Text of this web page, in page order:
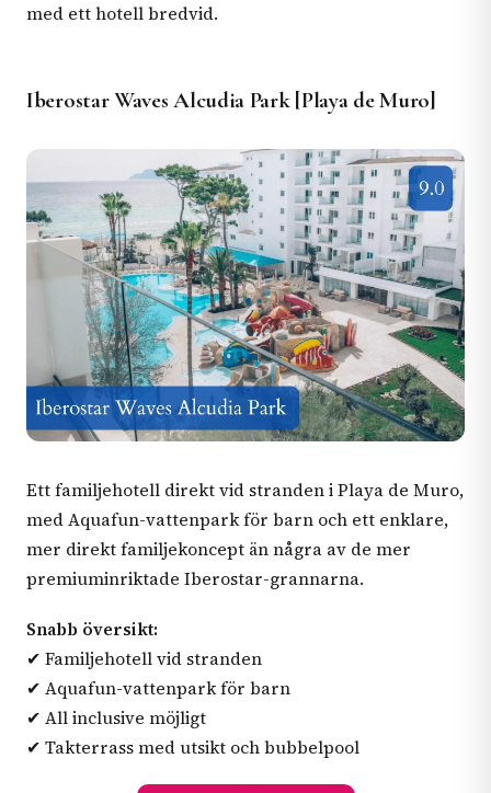
med ett hotell bredvid.
Iberostar Waves Alcudia Park [Playa de Muro]
Ett familjehotell direkt vid stranden i Playa de Muro,
med Aquafun-vattenpark för barn och ett enklare,
mer direkt familjekoncept än några av de mer
premiuminriktade Iberostar-grannarna.
Snabb översikt:
✔ Familjehotell vid stranden
✔ Aquafun-vattenpark för barn
✔ All inclusive möjligt
✔ Takterrass med utsikt och bubbelpool